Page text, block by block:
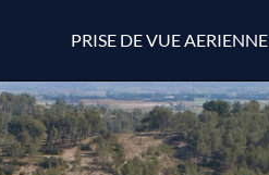
PRISE DE VUE AERIENNE